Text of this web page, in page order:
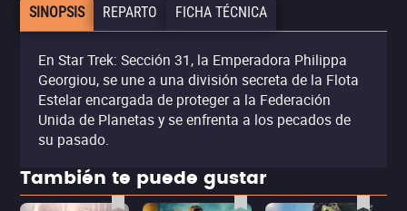
SINOPSIS REPARTO FICHA TÉCNICA
En Star Trek: Sección 31, la Emperadora Philippa
Georgiou, se une a una división secreta de la Flota
Estelar encargada de proteger a la Federación
Unida de Planetas y se enfrenta a los pecados de
su pasado.
También te puede gustar